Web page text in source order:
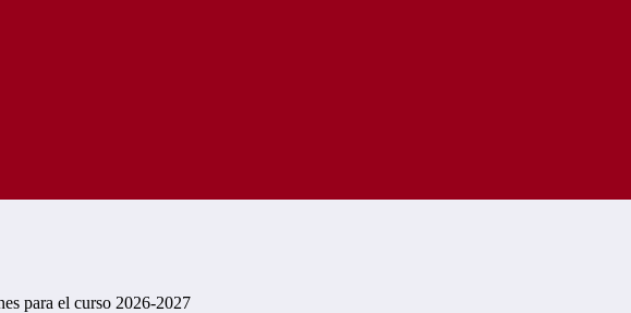
para el curso 2026-2027